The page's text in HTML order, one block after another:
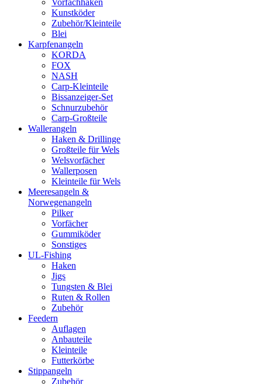
Vorfachhaken
Kunstköder
Zubehör/Kleinteile
Blei
Karpfenangeln
KORDA
FOX
NASH
Carp-Kleinteile
Bissanzeiger-Set
Schnurzubehör
Carp-Großteile
Wallerangeln
Haken & Drillinge
Großteile für Wels
Welsvorfächer
Wallerposen
Kleinteile für Wels
Meeresangeln &
Norwegenangeln
Pilker
Vorfächer
Gummiköder
Sonstiges
UL-Fishing
Haken
Jigs
Tungsten & Blei
Ruten & Rollen
Zubehör
Feedern
Auflagen
Anbauteile
Kleinteile
Futterkörbe
Stippangeln
Zubehör